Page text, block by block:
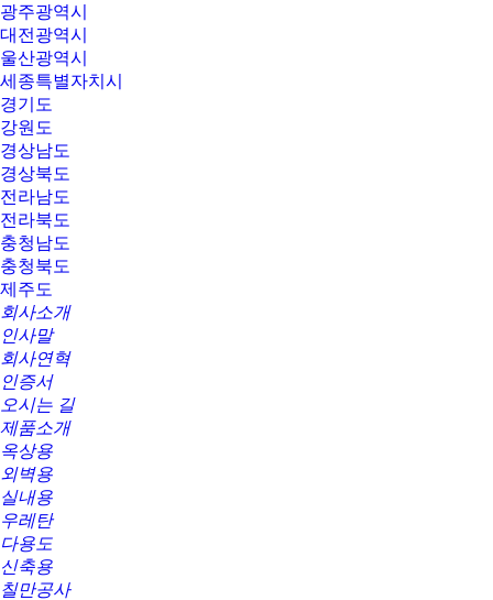
광주광역시
대전광역시
울산광역시
세종특별자치시
경기도
강원도
경상남도
경상북도
전라남도
전라북도
충청남도
충청북도
제주도
회사소개
인사말
회사연혁
인증서
오시는 길
제품소개
옥상용
외벽용
실내용
우레탄
다용도
신축용
칠만공사